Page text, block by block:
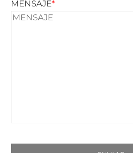
MENSAJE*